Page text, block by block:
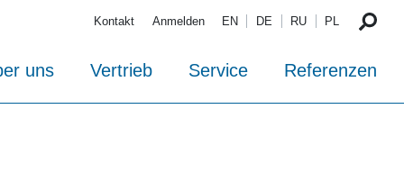
Kontakt Anmelden EN DE RU PL
uns Vertrieb Service Referenzen